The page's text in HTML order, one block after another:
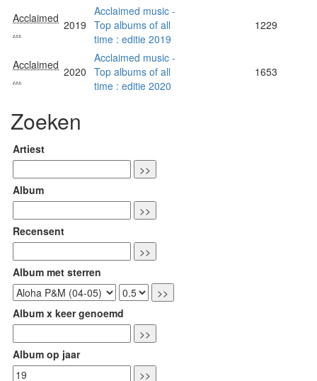
Acclaimed
...
2019
Acclaimed music -
Top albums of all
time : editie 2019
1229
Acclaimed
...
2020
Acclaimed music -
Top albums of all
time : editie 2020
1653
Zoeken
Artiest
Album
Recensent
Album met sterren
Album x keer genoemd
Album op jaar